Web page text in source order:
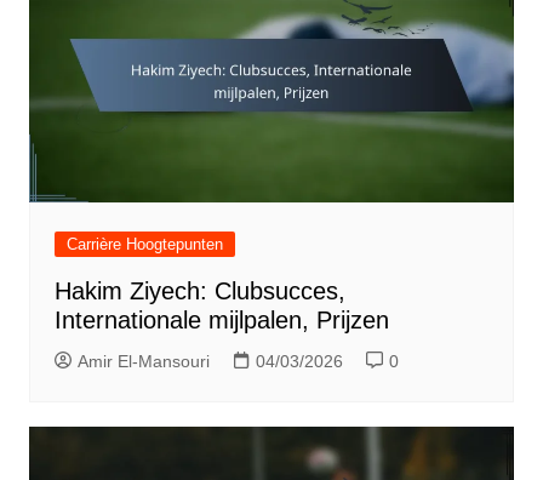
Carrière Hoogtepunten
Hakim Ziyech: Clubsucces,
Internationale mijlpalen, Prijzen
Amir El-Mansouri 04/03/2026 0